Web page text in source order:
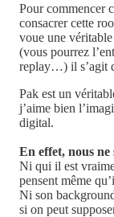
Pour commencer
consacrer cette
voue une
(vous pourrez
replay…) il s’agit
Pak est un
j’aime bien
digital.
En effet, nous
Ni qui il est
pensent même
Ni son
si on peut